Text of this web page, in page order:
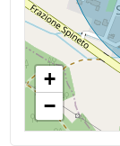
+
−